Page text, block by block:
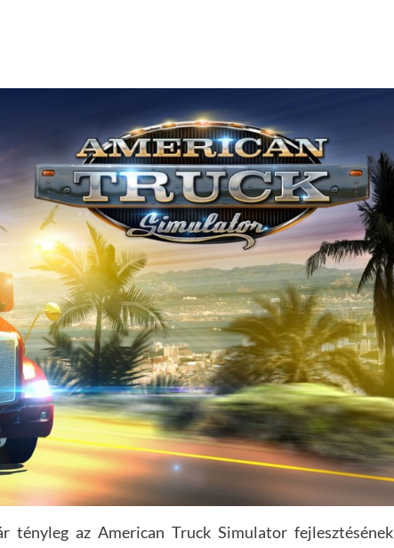
tényleg az American Truck Simulator fejlesztésének